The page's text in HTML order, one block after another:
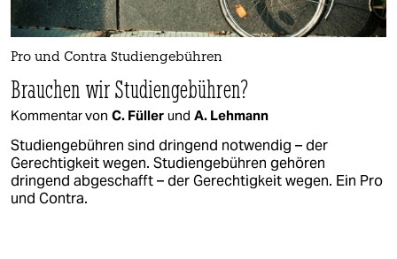
Pro und Contra Studiengebühren
Brauchen wir Studiengebühren?
Kommentar von C. Füller und A. Lehmann
Studiengebühren sind dringend notwendig – der
Gerechtigkeit wegen. Studiengebühren gehören
dringend abgeschafft – der Gerechtigkeit wegen. Ein Pro
und Contra.